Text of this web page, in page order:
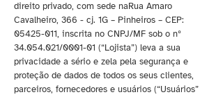
direito privado, com sede naRua Amaro
Cavalheiro, 366 - cj. 1G – Pinheiros – CEP:
05425-011, inscrita no CNPJ/MF sob o nº
34.054.021/0001-01 (“Lojista”) leva a sua
privacidade a sério e zela pela segurança e
proteção de dados de todos os seus clientes,
parceiros, fornecedores e usuários (“Usuários”